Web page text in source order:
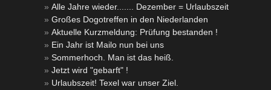
Alle Jahre wieder....... Dezember = Urlaubszeit
Großes Dogotreffen in den Niederlanden
Aktuelle Kurzmeldung: Prüfung bestanden !
Ein Jahr ist Mailo nun bei uns
Sommerhoch. Man ist das heiß.
Jetzt wird "gebarft" !
Urlaubszeit! Texel war unser Ziel.